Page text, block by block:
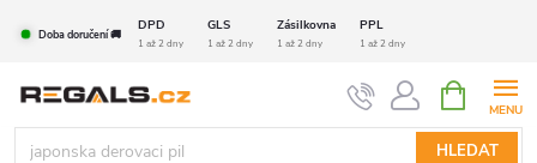
Doba doručení 🚚
DPD GLS Zásilkovna PPL
1 až 2 dny 1 až 2 dny 1 až 2 dny 1 až 2 dny
HLEDAT
NÁKUPNÍ
KOŠÍK